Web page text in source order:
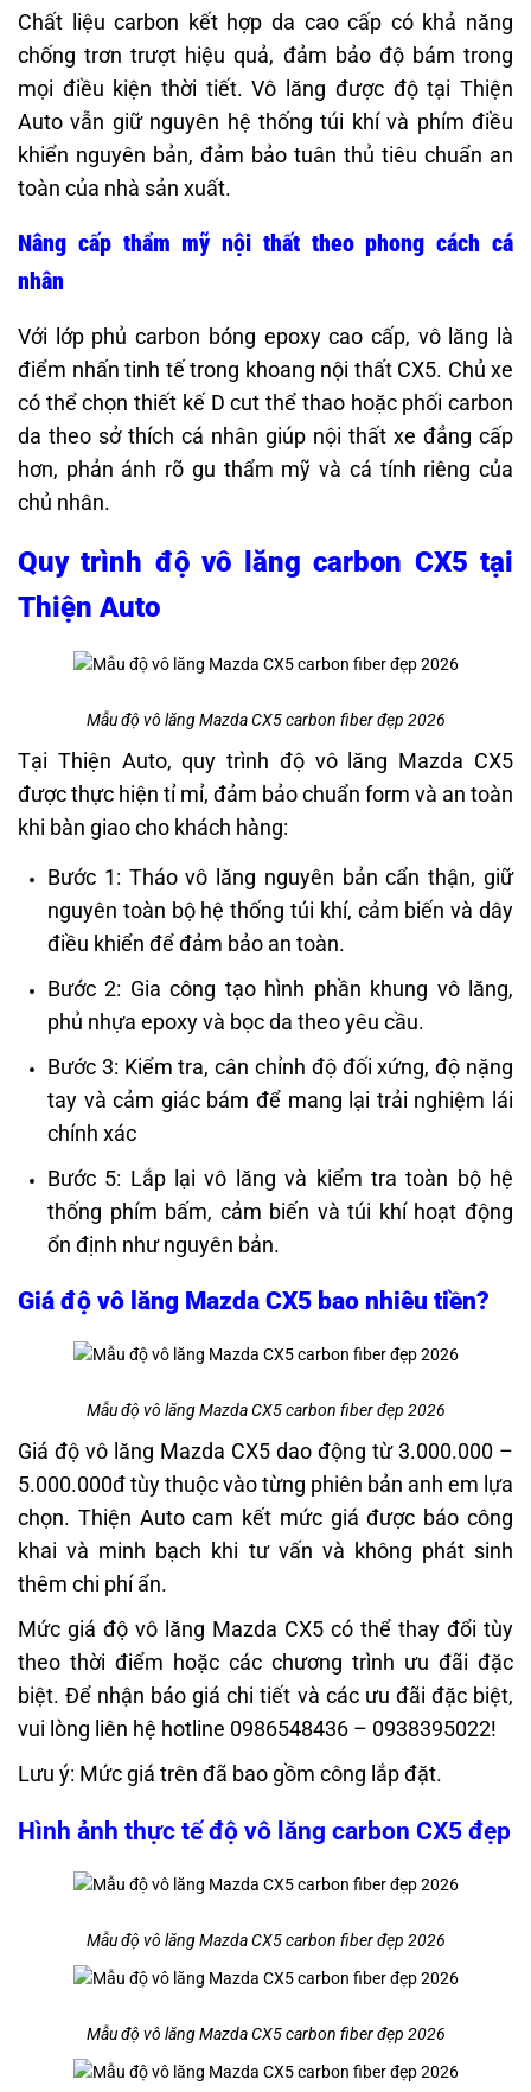
Chất liệu carbon kết hợp da cao cấp có khả năng
chống trơn trượt hiệu quả, đảm bảo độ bám trong
mọi điều kiện thời tiết. Vô lăng được độ tại Thiện
Auto vẫn giữ nguyên hệ thống túi khí và phím điều
khiển nguyên bản, đảm bảo tuân thủ tiêu chuẩn an
toàn của nhà sản xuất.
Nâng cấp thẩm mỹ nội thất theo phong cách cá
nhân
Với lớp phủ carbon bóng epoxy cao cấp, vô lăng là
điểm nhấn tinh tế trong khoang nội thất CX5. Chủ xe
có thể chọn thiết kế D cut thể thao hoặc phối carbon
da theo sở thích cá nhân giúp nội thất xe đẳng cấp
hơn, phản ánh rõ gu thẩm mỹ và cá tính riêng của
chủ nhân.
Quy trình độ vô lăng carbon CX5 tại
Thiện Auto
Mẫu độ vô lăng Mazda CX5 carbon fiber đẹp 2026
Tại Thiện Auto, quy trình độ vô lăng Mazda CX5
được thực hiện tỉ mỉ, đảm bảo chuẩn form và an toàn
khi bàn giao cho khách hàng:
Bước 1: Tháo vô lăng nguyên bản cẩn thận, giữ
nguyên toàn bộ hệ thống túi khí, cảm biến và dây
điều khiển để đảm bảo an toàn.
Bước 2: Gia công tạo hình phần khung vô lăng,
phủ nhựa epoxy và bọc da theo yêu cầu.
Bước 3: Kiểm tra, cân chỉnh độ đối xứng, độ nặng
tay và cảm giác bám để mang lại trải nghiệm lái
chính xác
Bước 5: Lắp lại vô lăng và kiểm tra toàn bộ hệ
thống phím bấm, cảm biến và túi khí hoạt động
ổn định như nguyên bản.
Giá độ vô lăng Mazda CX5 bao nhiêu tiền?
Mẫu độ vô lăng Mazda CX5 carbon fiber đẹp 2026
Giá độ vô lăng Mazda CX5 dao động từ 3.000.000 –
5.000.000đ tùy thuộc vào từng phiên bản anh em lựa
chọn. Thiện Auto cam kết mức giá được báo công
khai và minh bạch khi tư vấn và không phát sinh
thêm chi phí ẩn.
Mức giá độ vô lăng Mazda CX5 có thể thay đổi tùy
theo thời điểm hoặc các chương trình ưu đãi đặc
biệt. Để nhận báo giá chi tiết và các ưu đãi đặc biệt,
vui lòng liên hệ hotline 0986548436 – 0938395022!
Lưu ý: Mức giá trên đã bao gồm công lắp đặt.
Hình ảnh thực tế độ vô lăng carbon CX5 đẹp
Mẫu độ vô lăng Mazda CX5 carbon fiber đẹp 2026
Mẫu độ vô lăng Mazda CX5 carbon fiber đẹp 2026